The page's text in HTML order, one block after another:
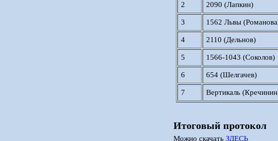
2 2090 (Лапкин)
3 1562 Львы
4 2110 (Дельнов)
5 1566-1043 (Соколов)
6 654 (Шелгачев)
7 Вертикаль
Итоговый протокол
Можно скачать ЗДЕСЬ